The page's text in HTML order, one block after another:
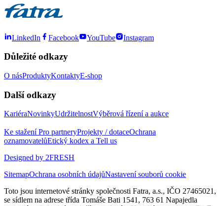
LinkedIn Facebook YouTube Instagram
Důležité odkazy
O násProduktyKontaktyE-shop
Další odkazy
KariéraNovinkyUdržitelnostVýběrová řízení a aukce
Ke staženíPro partneryProjekty / dotaceOchrana
oznamovatelůEtický kodex a Tell us
Designed by 2FRESH
SitemapOchrana osobních údajůNastavení souborů cookie
Toto jsou internetové stránky společnosti Fatra, a.s., IČO 27465021,
se sídlem na adrese třída Tomáše Bati 1541, 763 61 Napajedla